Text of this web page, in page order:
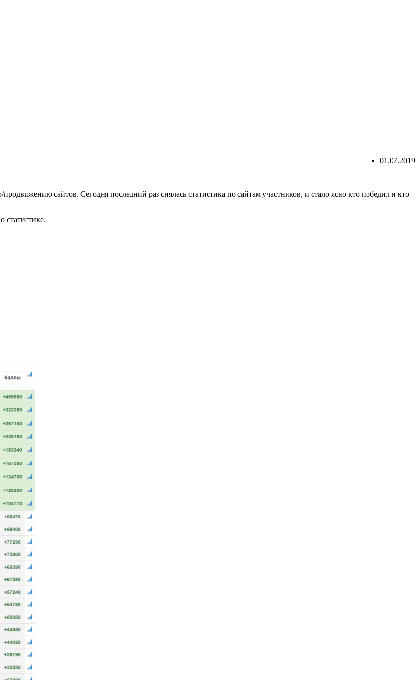
01.07.2019
продвижению сайтов. Сегодня последний раз снялась статистика по сайтам участников, и стало ясно кто победил и кто
статистике.